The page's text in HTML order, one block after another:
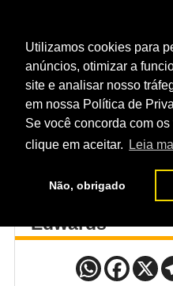
Utilizamos cookies para
anúncios, otimizar a
site e analisar nosso
em nossa Política de
Se você concorda com
clique em aceitar.
Leia
Não, obrigado
HOME EVENTO /
Chelsea
Edwards